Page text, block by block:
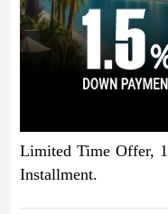
Limited Time Offer,
Installment.